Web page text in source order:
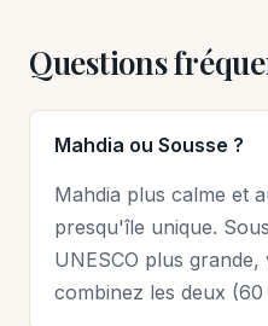
Questions
Mahdia ou Sousse ?
Mahdia plus calme et
presqu'île unique.
UNESCO plus
combinez les deux